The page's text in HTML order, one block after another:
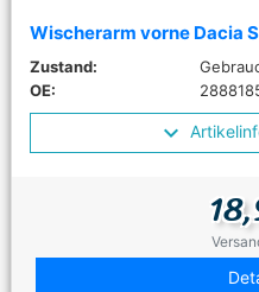
Wischerarm vorne Dacia
Zustand:
OE: